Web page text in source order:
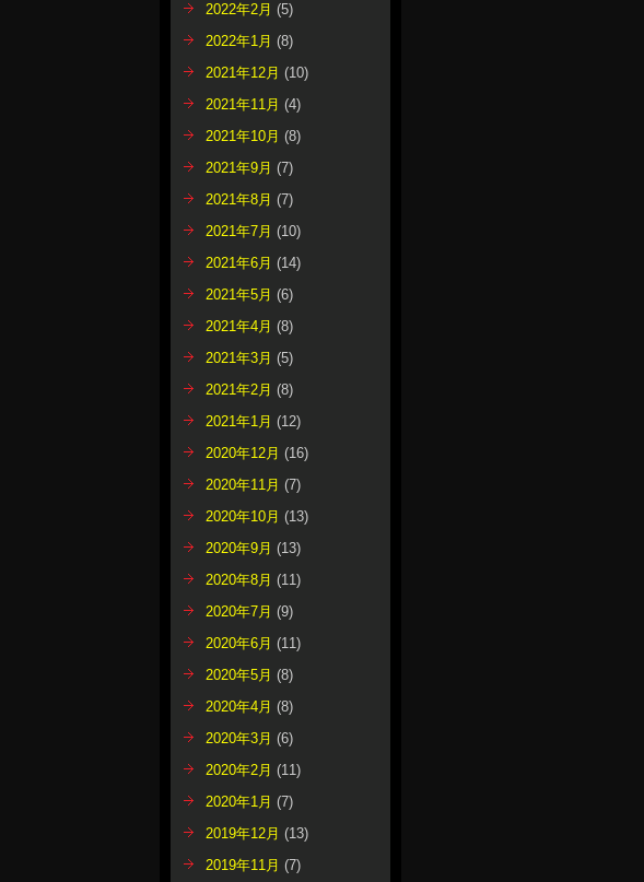
2022年2月 (5)
2022年1月 (8)
2021年12月 (10)
2021年11月 (4)
2021年10月 (8)
2021年9月 (7)
2021年8月 (7)
2021年7月 (10)
2021年6月 (14)
2021年5月 (6)
2021年4月 (8)
2021年3月 (5)
2021年2月 (8)
2021年1月 (12)
2020年12月 (16)
2020年11月 (7)
2020年10月 (13)
2020年9月 (13)
2020年8月 (11)
2020年7月 (9)
2020年6月 (11)
2020年5月 (8)
2020年4月 (8)
2020年3月 (6)
2020年2月 (11)
2020年1月 (7)
2019年12月 (13)
2019年11月 (7)